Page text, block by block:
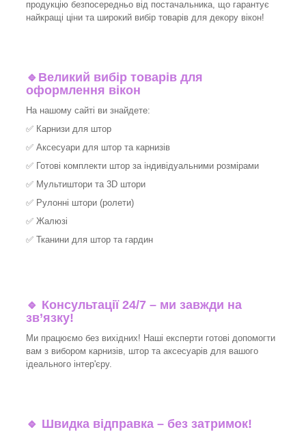
продукцію безпосередньо від постачальника, що гарантує
найкращі ціни та широкий вибір товарів для декору вікон!​
🔹 Великий вибір товарів для
оформлення вікон
На нашому сайті ви знайдете:
✅ Карнизи для штор
✅ Аксесуари для штор та карнизів
✅ Готові комплекти штор за індивідуальними розмірами
✅ Мультиштори та 3D штори
✅ Рулонні штори (ролети)
✅ Жалюзі
✅ Тканини для штор та гардин
🔹 Консультації 24/7 – ми завжди на
зв’язку!
Ми працюємо без вихідних! Наші експерти готові допомогти
вам з вибором карнизів, штор та аксесуарів для вашого
ідеального інтер'єру.​
🔹 Швидка відправка – без затримок!